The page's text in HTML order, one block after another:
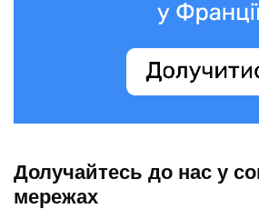
Долучайтесь до нас у
мережах